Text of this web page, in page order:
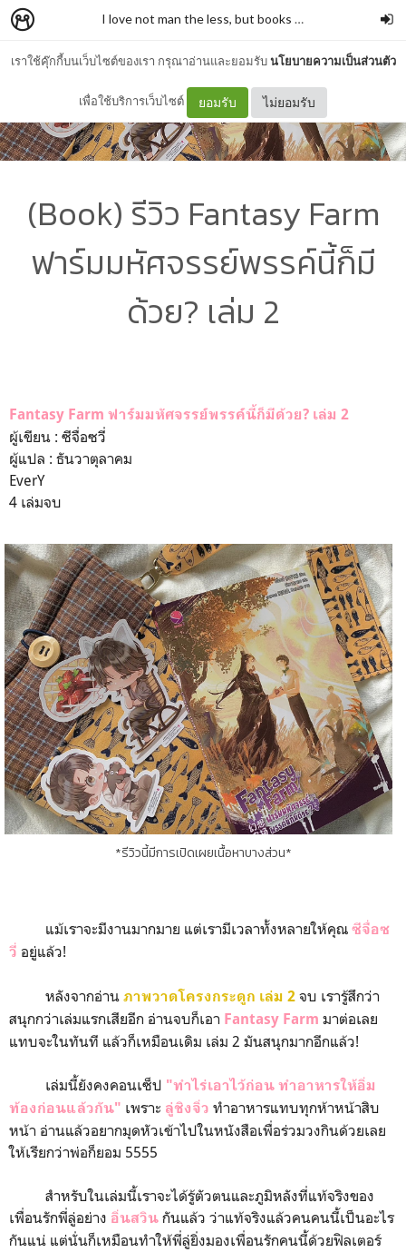
เราใช้คุ๊กกี้บนเว็บไซต์ของเรา กรุณาอ่านและยอมรับนโยบายความเป็นส่วนตัว
เพื่อใช้บริการเว็บไซต์ ยอมรับ ไม่ยอมรับ
I love not man the less, but books more รั่วชิงบ้านส
(Book) รีวิว Fantasy Farm
ฟาร์มมหัศจรรย์พรรค์นี้ก็มี
ด้วย? เล่ม 2
Fantasy Farm ฟาร์มมหัศจรรย์พรรค์นี้ก็มีด้วย? เล่ม 2
ผู้เขียน : ซีจื่อซวี่
ผู้แปล : ธันวาตุลาคม
EverY
4 เล่มจบ
*รีวิวนี้มีการเปิดเผยเนื้อหาบางส่วน*
แม้เราจะมีงานมากมาย แต่เรามีเวลาทั้งหลายให้คุณ ซีจื่อซ
วี่ อยู่แล้ว!
หลังจากอ่าน ภาพวาดโครงกระดูก เล่ม 2 จบ เรารู้สึกว่า
สนุกกว่าเล่มแรกเสียอีก อ่านจบก็เอา Fantasy Farm มาต่อเลย
แทบจะในทันที แล้วก็เหมือนเดิม เล่ม 2 มันสนุกมากอีกแล้ว!
เล่มนี้ยังคงคอนเซ็ป "ทำไร่เอาไว้ก่อน ทำอาหารให้อิ่ม
ท้องก่อนแล้วกัน" เพราะ ลู่ชิงจิ่ว ทำอาหารแทบทุกห้าหน้าสิบ
หน้า อ่านแล้วอยากมุดหัวเข้าไปในหนังสือเพื่อร่วมวงกินด้วยเลย
ให้เรียกว่าพ่อก็ยอม 5555
สำหรับในเล่มนี้เราจะได้รู้ตัวตนและภูมิหลังที่แท้จริงของ
เพื่อนรักพี่ลู่อย่าง อิ่นสวิน กันแล้ว ว่าแท้จริงแล้วคนคนนี้เป็นอะไร
กันแน่ แต่นั่นก็เหมือนทำให้พี่ลู่ยิ่งมองเพื่อนรักคนนี้ด้วยฟิลเตอร์